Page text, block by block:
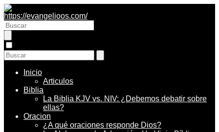
Inicio
Articulos
Biblia
La Biblia KJV vs. NIV: ¿Debemos debatir sobre
ellas?
Oracion
¿A qué oraciones responde Dios?